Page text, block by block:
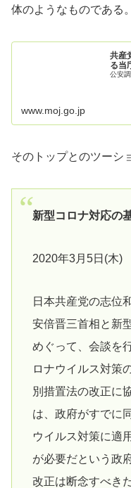
体のようなものである。
共産
る当
公安
www.moj.go.jp
そのトップとのツーシ
新型コロナ対応の
2020年3月5日(木)
日本共産党の志位
安倍晋三首相と新
めぐって、会談を
ロナウイルス対策
別措置法の改正に
は、政府がすでに
ウイルス対策に適
が必要だという政
改正は断念すべき